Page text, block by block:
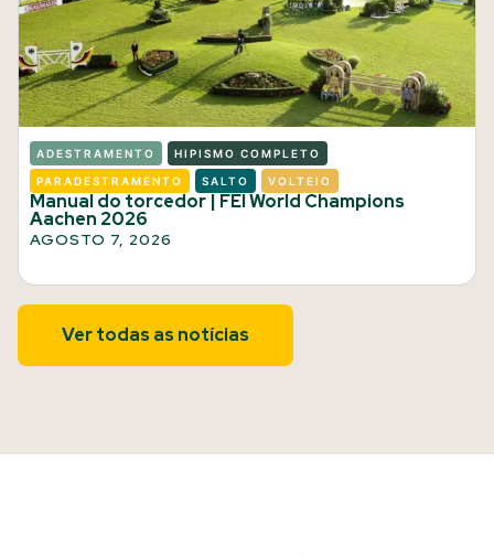
ADESTRAMENTO HIPISMO COMPLETO
PARADESTRAMENTO SALTO VOLTEIO
Manual do torcedor | FEI World Champions
Aachen 2026
AGOSTO 7, 2026
Ver todas as notícias